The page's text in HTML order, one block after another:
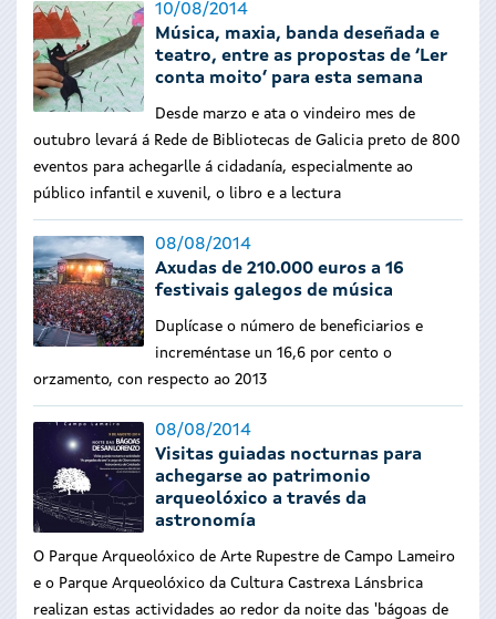
10/08/2014
Música, maxia, banda deseñada e
teatro, entre as propostas de ‘Ler
conta moito’ para esta semana
Desde marzo e ata o vindeiro mes de
outubro levará á Rede de Bibliotecas de Galicia preto de 800
eventos para achegarlle á cidadanía, especialmente ao
público infantil e xuvenil, o libro e a lectura
08/08/2014
Axudas de 210.000 euros a 16
festivais galegos de música
Duplícase o número de beneficiarios e
increméntase un 16,6 por cento o
orzamento, con respecto ao 2013
08/08/2014
Visitas guiadas nocturnas para
achegarse ao patrimonio
arqueolóxico a través da
astronomía
O Parque Arqueolóxico de Arte Rupestre de Campo Lameiro
e o Parque Arqueolóxico da Cultura Castrexa Lánsbrica
realizan estas actividades ao redor da noite das 'bágoas de